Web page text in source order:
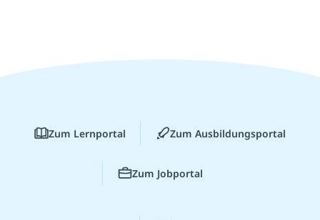
Zum Lernportal Zum Ausbildungsportal
Zum Jobportal